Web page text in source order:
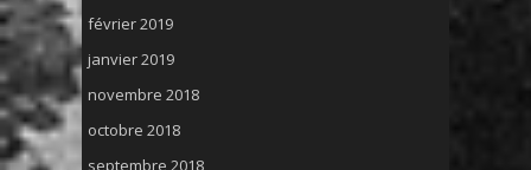
février 2019
janvier 2019
novembre 2018
octobre 2018
septembre 2018